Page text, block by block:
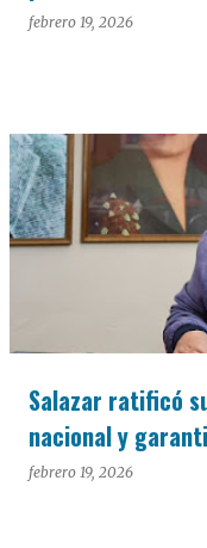
febrero 19, 2026
Salazar ratificó
nacional y
febrero 19, 2026